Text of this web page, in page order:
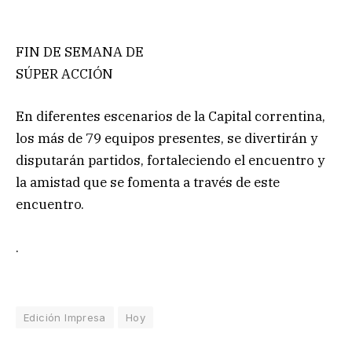
FIN DE SEMANA DE
SÚPER ACCIÓN
En diferentes escenarios de la Capital correntina,
los más de 79 equipos presentes, se divertirán y
disputarán partidos, fortaleciendo el encuentro y
la amistad que se fomenta a través de este
encuentro.
.
Edición Impresa Hoy